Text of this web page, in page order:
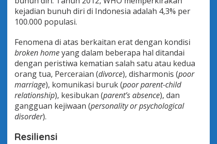
kejadian bunuh diri di Indonesia adalah 4,3% per
100.000 populasi.
Fenomena di atas berkaitan erat dengan kondisi
broken homeyang dalam beberapa hal ditandai
dengan peristiwa kematian salah satu atau kedua
orang tua, Perceraian (divorce), disharmonis (poor
marriage), komunikasi buruk (poor parent-child
relationship), kesibukan (parent’s absence), dan
gangguan kejiwaan (personality or psychological
disorder).
Resiliensi